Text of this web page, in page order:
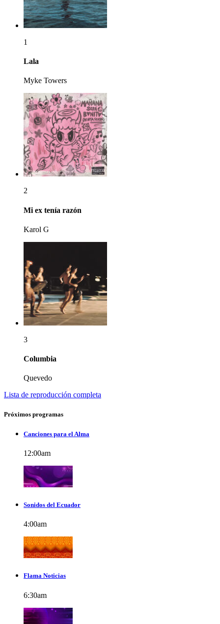
1
Lala
Myke Towers
2
Mi ex tenía razón
Karol G
3
Columbia
Quevedo
Lista de reproducción completa
Próximos programas
Canciones para el Alma
12:00am
Sonidos del Ecuador
4:00am
Flama Noticias
6:30am